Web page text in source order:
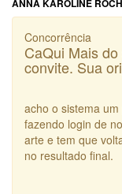
ANNA KAROLINE
Concorrência
CaQui Mais
convite. Sua
acho o sistema
fazendo login de
arte e tem que
no resultado final.